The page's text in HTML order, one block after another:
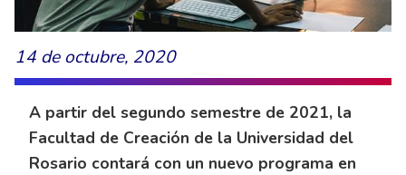
14 de octubre, 2020
A partir del segundo semestre de 2021, la
Facultad de Creación de la Universidad del
Rosario contará con un nuevo programa en